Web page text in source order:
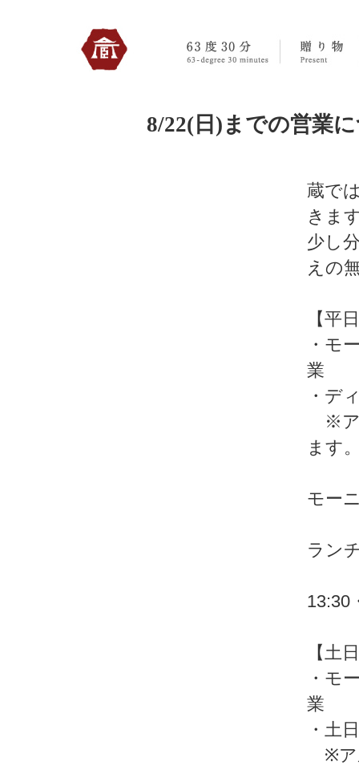
8/22(日)までの営
蔵で
きま
少し
えの
【平
・モ
業
・デ
※ア
ます
モー
ラン
13:30
【土
・モ
業
・土
※ア